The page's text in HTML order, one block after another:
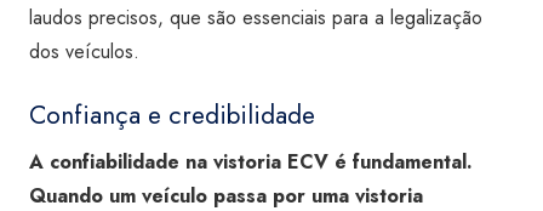
laudos precisos, que são essenciais para a legalização
dos veículos.
Confiança e credibilidade
A confiabilidade na vistoria ECV é fundamental.
Quando um veículo passa por uma vistoria